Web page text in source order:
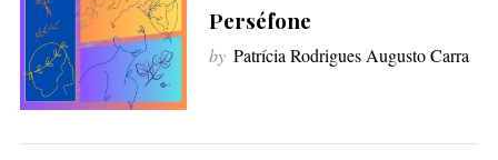
f
o
r
:
Perséfone
by Patrícia Rodrigues Augusto Carra